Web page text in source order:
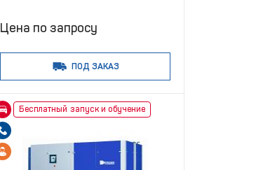
Цена по запросу
ПОД ЗАКАЗ
Бесплатный запуск и обучение